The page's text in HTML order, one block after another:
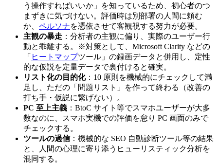
う操作すればいいか」を知っているため、初心者のつ
まずきに気づけない。評価時は別部署の人間に頼む
か、 ペルソナを憑依させて客観視する努力が必要。
主観の暴走 ：分析者の主観に偏り、実際のユーザー行
動と乖離する。※対策として、Microsoft Clarity などの
「 ヒートマップツール」の録画データと併用し、定性
的な仮説を定量データで裏付けると確実。
リスト化の目的化：10 原則を機械的にチェックして満
足し、ただの「問題リスト」を作って終わる（改善の
打ち手・仮説に繋げない）。
PC 至上主義 ：BtoC サイト等でスマホユーザーが大多
数なのに、スマホ実機での評価を怠り PC 画面のみで
チェックする。
ツールの過信：機械的な SEO 自動診断ツール等の結果
と、人間の心理に寄り添うヒューリスティック分析を
混同する。